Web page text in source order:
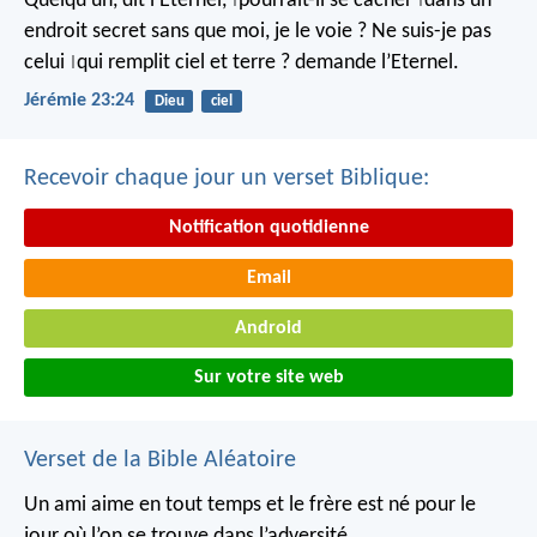
endroit secret sans que moi, je le voie ? Ne suis-je pas
celui qui remplit ciel et terre ? demande l’Eternel.
Jérémie 23:24 Dieu ciel
Recevoir chaque jour un verset Biblique:
Notification quotidienne
Email
Android
Sur votre site web
Verset de la Bible Aléatoire
Un ami aime en tout temps et le frère est né pour le